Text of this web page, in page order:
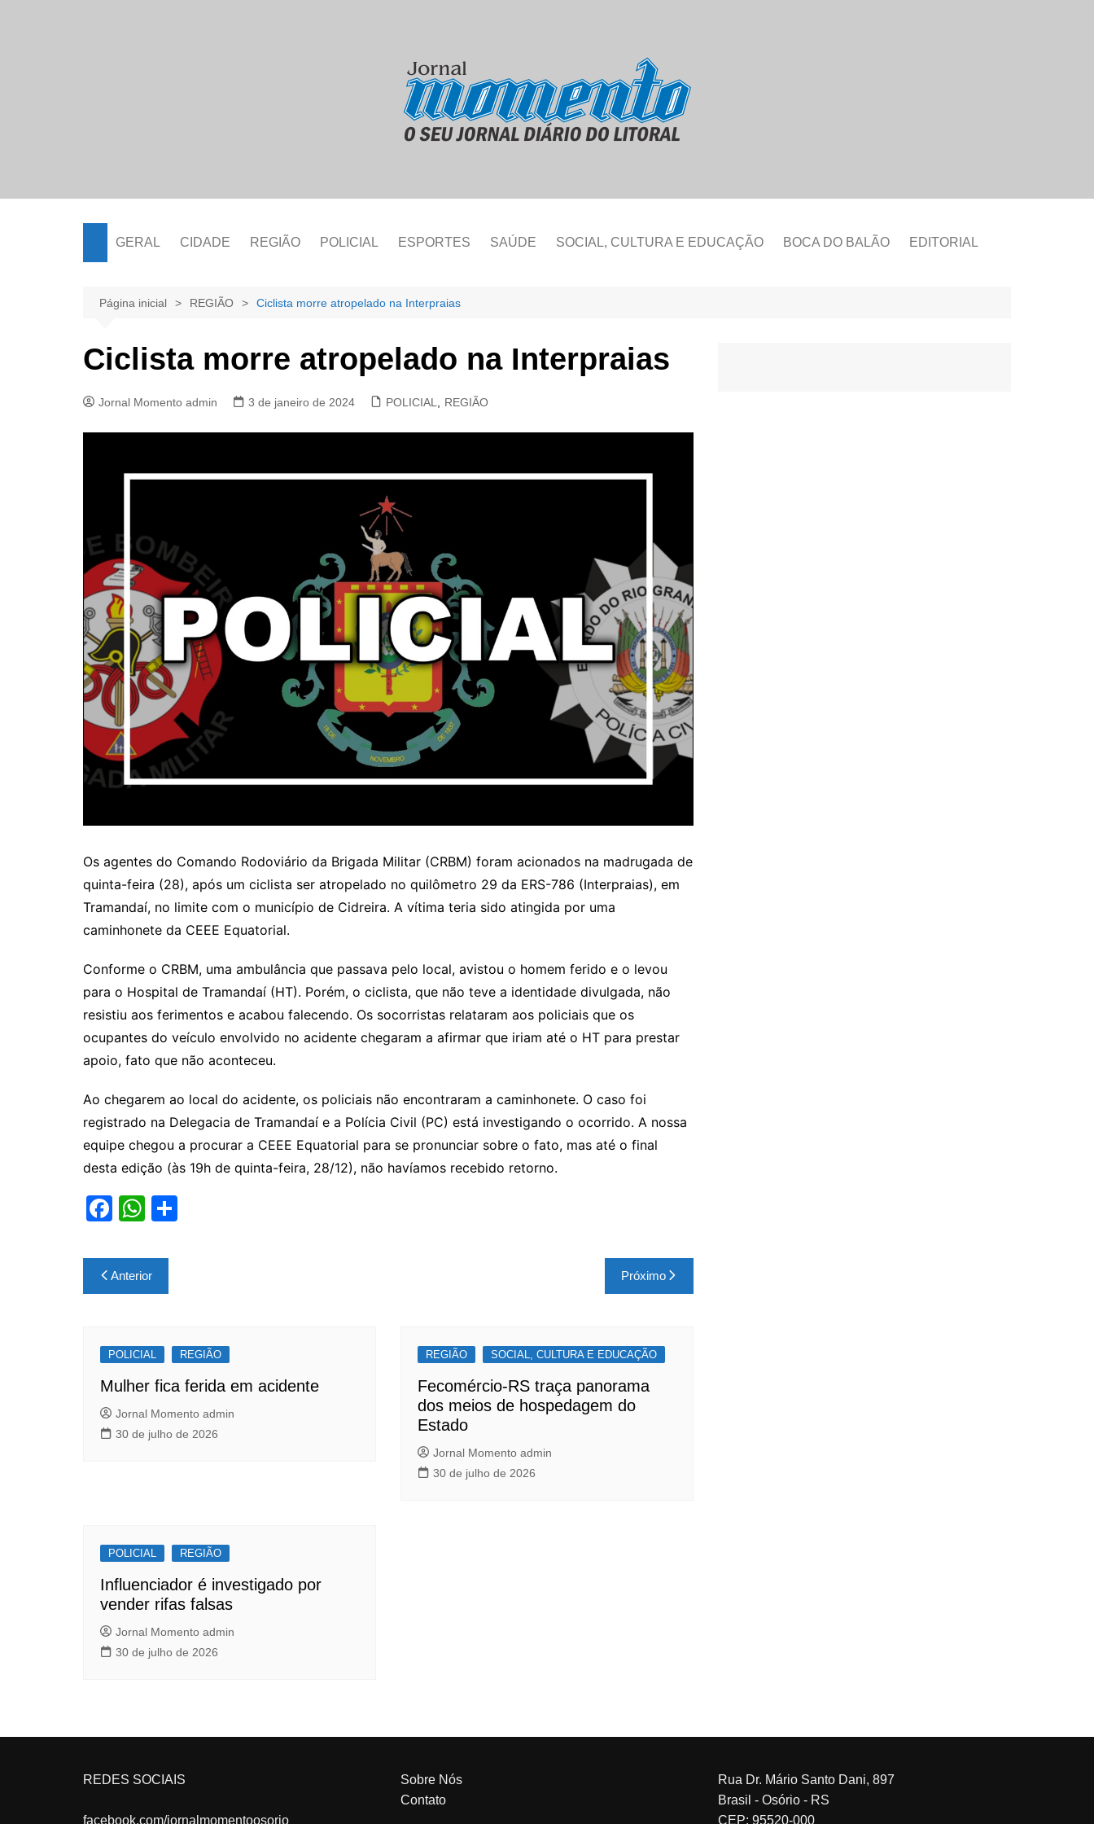
GERAL CIDADE REGIÃO POLICIAL ESPORTES SAÚDE SOCIAL, CULTURA E EDUCAÇÃO BOCA DO BALÃO EDITORIAL
Página inicial REGIÃO Ciclista morre atropelado na Interpraias
Ciclista morre atropelado na Interpraias
Jornal Momento admin 3 de janeiro de 2024 POLICIAL REGIÃO
Os agentes do Comando Rodoviário da Brigada Militar (CRBM) foram acionados na madrugada de
quinta-feira (28), após um ciclista ser atropelado no quilômetro 29 da ERS-786 (Interpraias), em
Tramandaí, no limite com o município de Cidreira. A vítima teria sido atingida por uma
caminhonete da CEEE Equatorial.
Conforme o CRBM, uma ambulância que passava pelo local, avistou o homem ferido e o levou
para o Hospital de Tramandaí (HT). Porém, o ciclista, que não teve a identidade divulgada, não
resistiu aos ferimentos e acabou falecendo. Os socorristas relataram aos policiais que os
ocupantes do veículo envolvido no acidente chegaram a afirmar que iriam até o HT para prestar
apoio, fato que não aconteceu.
Ao chegarem ao local do acidente, os policiais não encontraram a caminhonete. O caso foi
registrado na Delegacia de Tramandaí e a Polícia Civil (PC) está investigando o ocorrido. A nossa
equipe chegou a procurar a CEEE Equatorial para se pronunciar sobre o fato, mas até o final
desta edição (às 19h de quinta-feira, 28/12), não havíamos recebido retorno.
F
c
e
o
o
k
W
at
s
p
p
Navegação
de
Anterior Próximo
POLICIAL REGIÃO
Mulher fica ferida em acidente
Jornal Momento admin
30 de julho de 2026
REGIÃO SOCIAL, CULTURA E EDUCAÇÃO
Fecomércio-RS traça panorama
dos meios de hospedagem do
Estado
Jornal Momento admin
30 de julho de 2026
POLICIAL REGIÃO
Influenciador é investigado por
vender rifas falsas
Jornal Momento admin
30 de julho de 2026
REDES SOCIAIS
facebook.com/jornalmomentoosorio
Sobre Nós
Contato
Rua Dr. Mário Santo Dani, 897
Brasil - Osório - RS
CEP: 95520-000